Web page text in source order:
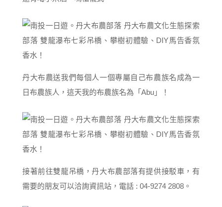
丹大布農送我們每個人一個專屬自己布農族名成為一
日布農族人，這天我的布農族名為「Abu」！
接著前往雙龍吊橋，丹大布農部落有提供接駁車，有
需要的朋友可以洽詢資訊站，電話 : 04-9274 2808。